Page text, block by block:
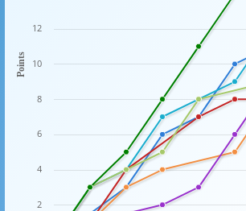
Points
2
4
6
8
10
12